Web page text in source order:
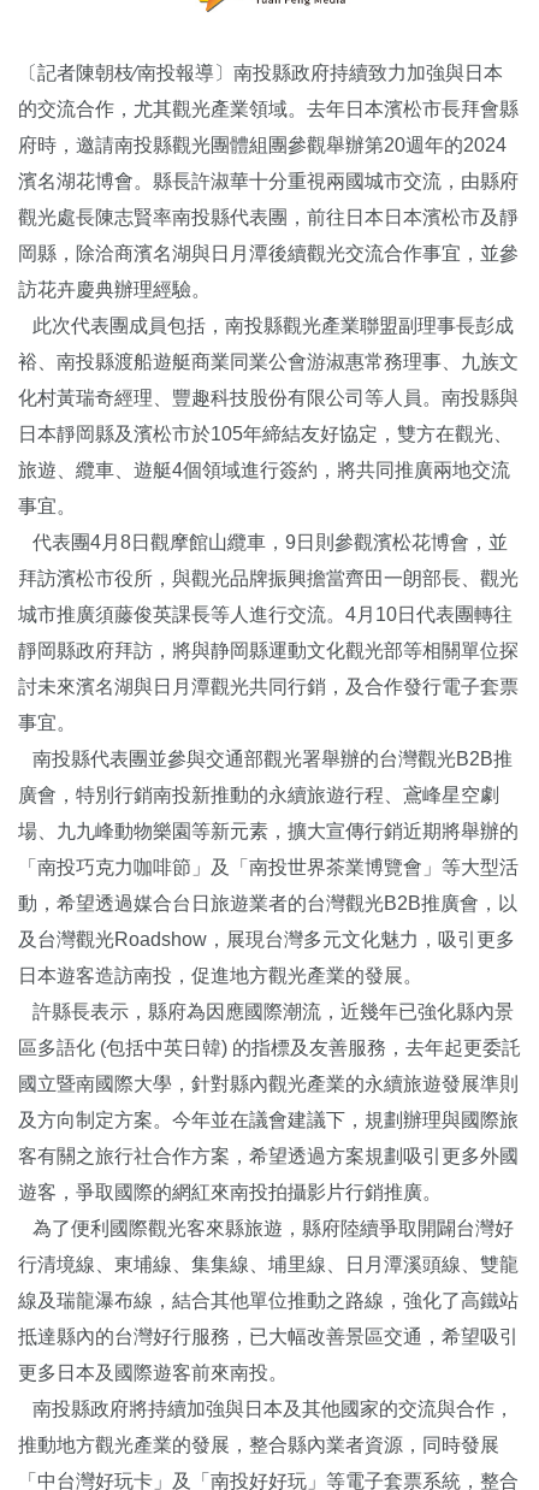
〔記者陳朝枝∕南投報導〕南投縣政府持續致力加強與日本
的交流合作，尤其觀光產業領域。去年日本濱松市長拜會縣
府時，邀請南投縣觀光團體組團參觀舉辦第20週年的2024
濱名湖花博會。縣長許淑華十分重視兩國城市交流，由縣府
觀光處長陳志賢率南投縣代表團，前往日本日本濱松市及靜
岡縣，除洽商濱名湖與日月潭後續觀光交流合作事宜，並參
訪花卉慶典辦理經驗。
此次代表團成員包括，南投縣觀光產業聯盟副理事長彭成
裕、南投縣渡船遊艇商業同業公會游淑惠常務理事、九族文
化村黃瑞奇經理、豐趣科技股份有限公司等人員。南投縣與
日本靜岡縣及濱松市於105年締結友好協定，雙方在觀光、
旅遊、纜車、遊艇4個領域進行簽約，將共同推廣兩地交流
事宜。
代表團4月8日觀摩館山纜車，9日則參觀濱松花博會，並
拜訪濱松市役所，與觀光品牌振興擔當齊田一朗部長、觀光
城市推廣須藤俊英課長等人進行交流。4月10日代表團轉往
靜岡縣政府拜訪，將與静岡縣運動文化觀光部等相關單位探
討未來濱名湖與日月潭觀光共同行銷，及合作發行電子套票
事宜。
南投縣代表團並參與交通部觀光署舉辦的台灣觀光B2B推
廣會，特別行銷南投新推動的永續旅遊行程、鳶峰星空劇
場、九九峰動物樂園等新元素，擴大宣傳行銷近期將舉辦的
「南投巧克力咖啡節」及「南投世界茶業博覽會」等大型活
動，希望透過媒合台日旅遊業者的台灣觀光B2B推廣會，以
及台灣觀光Roadshow，展現台灣多元文化魅力，吸引更多
日本遊客造訪南投，促進地方觀光產業的發展。
許縣長表示，縣府為因應國際潮流，近幾年已強化縣內景
區多語化 (包括中英日韓) 的指標及友善服務，去年起更委託
國立暨南國際大學，針對縣內觀光產業的永續旅遊發展準則
及方向制定方案。今年並在議會建議下，規劃辦理與國際旅
客有關之旅行社合作方案，希望透過方案規劃吸引更多外國
遊客，爭取國際的網紅來南投拍攝影片行銷推廣。
為了便利國際觀光客來縣旅遊，縣府陸續爭取開闢台灣好
行清境線、東埔線、集集線、埔里線、日月潭溪頭線、雙龍
線及瑞龍瀑布線，結合其他單位推動之路線，強化了高鐵站
抵達縣內的台灣好行服務，已大幅改善景區交通，希望吸引
更多日本及國際遊客前來南投。
南投縣政府將持續加強與日本及其他國家的交流與合作，
推動地方觀光產業的發展，整合縣內業者資源，同時發展
「中台灣好玩卡」及「南投好好玩」等電子套票系統，整合